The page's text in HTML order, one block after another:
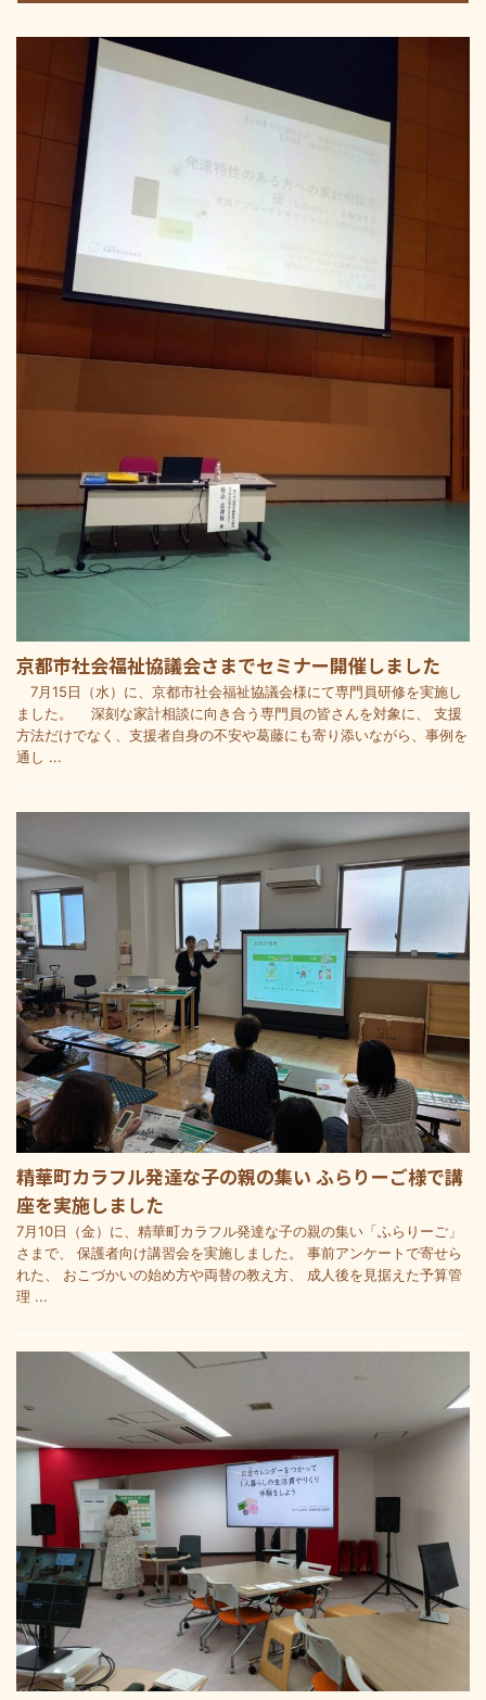
京都市社会福祉協議会さまでセミナー開催しました
7月15日（水）に、京都市社会福祉協議会様にて専門員研修を実施し
ました。 深刻な家計相談に向き合う専門員の皆さんを対象に、 支援
方法だけでなく、支援者自身の不安や葛藤にも寄り添いながら、事例を
通し ...
精華町カラフル発達な子の親の集い ふらりーご様で講
座を実施しました
7月10日（金）に、精華町カラフル発達な子の親の集い「ふらりーご」
さまで、 保護者向け講習会を実施しました。 事前アンケートで寄せら
れた、 おこづかいの始め方や両替の教え方、 成人後を見据えた予算管
理 ...